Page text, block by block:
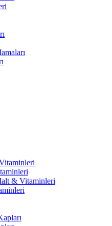
& Vitaminleri